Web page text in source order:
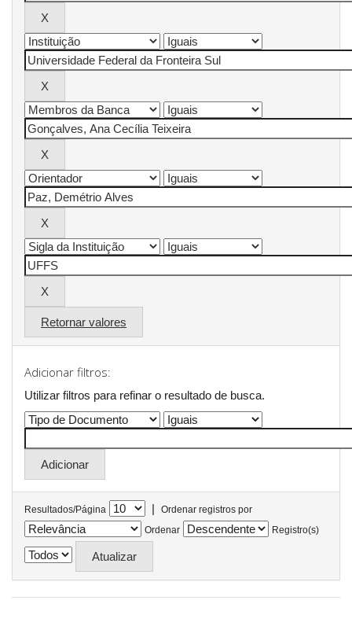
Retornar valores
Adicionar filtros:
Utilizar filtros para refinar o resultado de busca.
Resultados/Página |
Ordenar registros por
Ordenar
Registro(s)